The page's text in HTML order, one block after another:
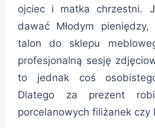
ojciec i matka chrzestni.
dawać Młodym
talon do sklepu
profesjonalną sesję
to jednak coś
Dlatego za prezent
porcelanowych filiżanek czy